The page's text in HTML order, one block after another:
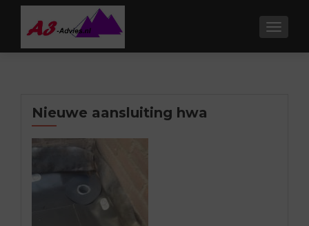
Nieuwe aansluiting hwa